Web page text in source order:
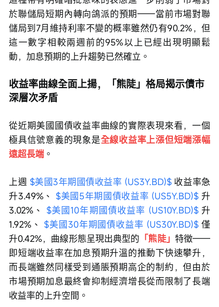
於聯儲局短期內轉向鴿派的預期——當前市場對聯
儲局到7月維持利率不變的概率雖然仍有90.2%，但
這一數字相較兩週前的95%以上已經出現明顯鬆
動，加息預期的上升趨勢已然確立。
收益率曲線全面上揚，「熊陡」格局揭示債市
深層次矛盾
從近期美國國債收益率曲線的實際表現來看，一個
極具信號意義的現象是全線收益率上漲但短端漲幅
遠超長端 。
上週 $美國3年期國債收益率 (US3Y.BD)$ 收益率急
升3.49%、 $美國5年期國債收益率 (US5Y.BD)$ 升
3.02%、 $美國10年期國債收益率 (US10Y.BD)$ 升
1.92%、 $美國30年期國債收益率 (US30Y.BD)$ 僅
升0.42%，曲線形態呈現出典型的 「熊陡」 特徵——
即短端收益率在加息預期升溫的推動下快速攀升，
而長端雖然同樣受到通脹預期高企的制約，但由於
市場預期加息最終會抑制經濟增長從而限制了長端
收益率的上升空間。